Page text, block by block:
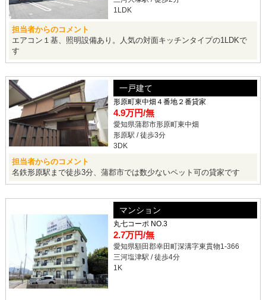
1LDK
担当者からのコメント
エアコン１基、照明設備あり。人気の対面キッチンタイプの1LDKで
す
一戸建て
形原町東中畑４番地２番貸家
4.9万円/無
愛知県蒲郡市形原町東中畑
形原駅 / 徒歩3分
3DK
担当者からのコメント
名鉄形原駅まで徒歩3分、蒲郡市では数少ないペット可の貸家です
マンション
丸七コーポ NO.3
2.7万円/無
愛知県額田郡幸田町深溝字東貫物1-366
三河塩津駅 / 徒歩4分
1K